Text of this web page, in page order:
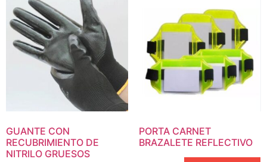
GUANTE CON
RECUBRIMIENTO DE
NITRILO GRUESOS
PORTA CARNET
BRAZALETE REFLECTIVO